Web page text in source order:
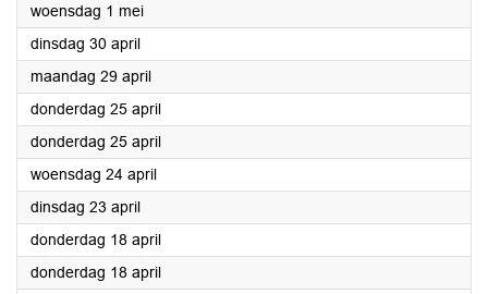
woensdag 1 mei2024
dinsdag 30 april2024
maandag 29 april2024
donderdag 25 april2024
donderdag 25 april2024
woensdag 24 april2024
dinsdag 23 april2024
donderdag 18 april2024
donderdag 18 april2024